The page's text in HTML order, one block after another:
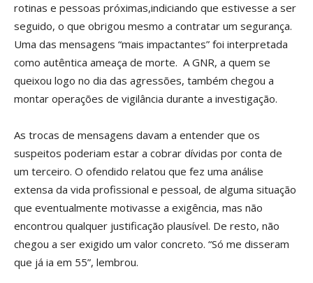
rotinas e pessoas próximas,indiciando que estivesse a ser
seguido, o que obrigou mesmo a contratar um segurança.
Uma das mensagens “mais impactantes” foi interpretada
como autêntica ameaça de morte. A GNR, a quem se
queixou logo no dia das agressões, também chegou a
montar operações de vigilância durante a investigação.
As trocas de mensagens davam a entender que os
suspeitos poderiam estar a cobrar dívidas por conta de
um terceiro. O ofendido relatou que fez uma análise
extensa da vida profissional e pessoal, de alguma situação
que eventualmente motivasse a exigência, mas não
encontrou qualquer justificação plausível. De resto, não
chegou a ser exigido um valor concreto. “Só me disseram
que já ia em 55”, lembrou.